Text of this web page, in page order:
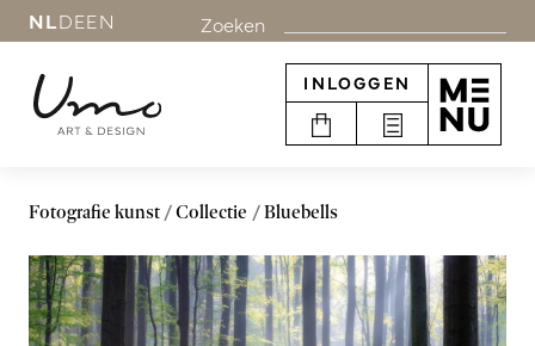
NLDEEN Zoeken
INLOGGEN
Fotografie kunst Collectie Bluebells